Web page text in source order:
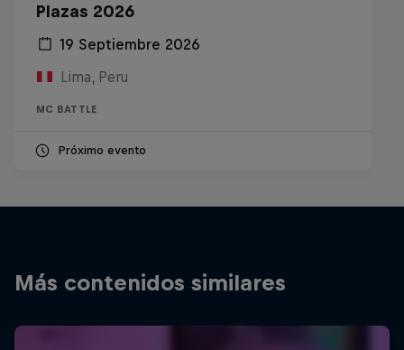
Plazas 2026
19 Septiembre 2026
Lima, Peru
MC BATTLE
Próximo evento
Más contenidos similares